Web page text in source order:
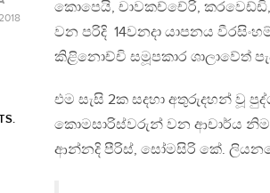
.
කොපෙයි, චාවකච්චේරි,
වන පරිදි 14වනදා යාපනය
කිළිනොච්චි සමූපකාර ශාලාවේත්
එම සැසි 2ක සදහා අතුරුදහන් වූ
කොමසාරිස්වරුන් වන ආචාර්ය
ආන්නදි පීරිස්, සෝමසිරි කේ.